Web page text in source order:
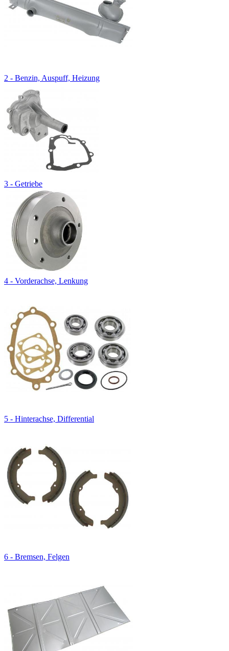
2 - Benzin, Auspuff, Heizung
3 - Getriebe
4 - Vorderachse, Lenkung
5 - Hinterachse, Differential
6 - Bremsen, Felgen